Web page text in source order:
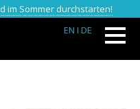
im Sommer durchstarten!
EN I DE